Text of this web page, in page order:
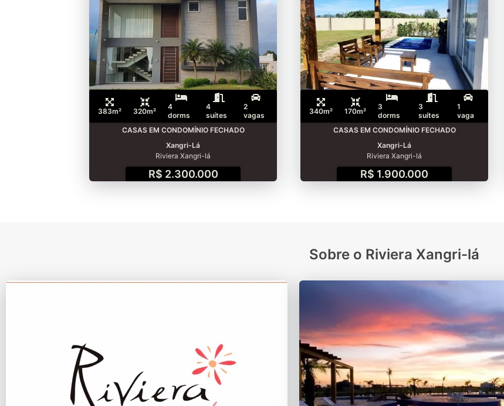
383m² 320m²
4
dorms
4
suítes
2
vagas
CASAS EM CONDOMÍNIO FECHADO
Xangri-Lá
Riviera Xangri-lá
R$ 2.300.000
340m² 170m²
3
dorms
3
suítes
1
vaga
CASAS EM CONDOMÍNIO FECHADO
Xangri-Lá
Riviera Xangri-lá
R$ 1.900.000
Sobre o Riviera Xangri-lá